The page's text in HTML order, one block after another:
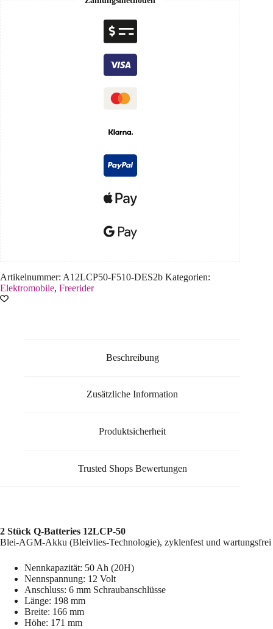
Artikelnummer: A12LCP50-F510-DES2b Kategorien:
Elektromobile, Freerider
Beschreibung
Zusätzliche Information
Produktsicherheit
Trusted Shops Bewertungen
2 Stück Q-Batteries 12LCP-50
Blei-AGM-Akku (Bleivlies-Technologie), zyklenfest und wartungsfrei
Nennkapazität: 50 Ah (20H)
Nennspannung: 12 Volt
Anschluss: 6 mm Schraubanschlüsse
Länge: 198 mm
Breite: 166 mm
Höhe: 171 mm